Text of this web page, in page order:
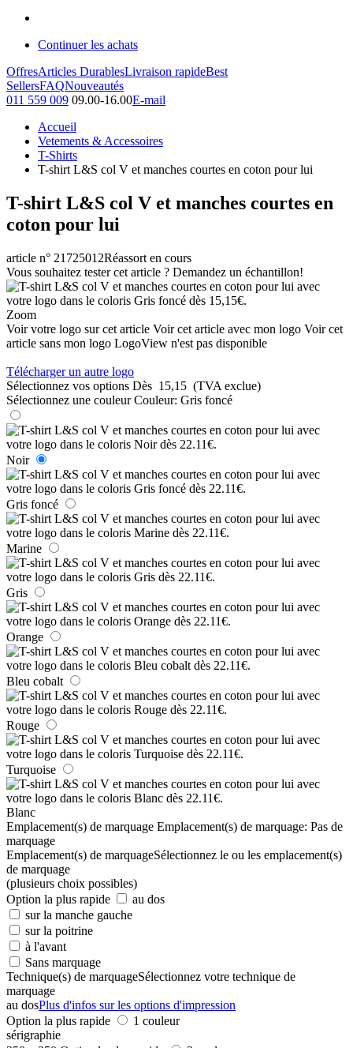
Continuer les achats
OffresArticles DurablesLivraison rapideBest
SellersFAQNouveautés
011 559 009 09.00-16.00E-mail
Accueil
Vetements & Accessoires
T-Shirts
T-shirt L&S col V et manches courtes en coton pour lui
T-shirt L&S col V et manches courtes en
coton pour lui
article n° 21725012Réassort en cours
Vous souhaitez tester cet article ? Demandez un échantillon!
Zoom
Voir votre logo sur cet article Voir cet article avec mon logo Voir cet
article sans mon logo LogoView n'est pas disponible
Télécharger un autre logo
Sélectionnez vos options Dès 15,15 (TVA exclue)
Sélectionnez une couleur Couleur: Gris foncé
Noir
Gris foncé
Marine
Gris
Orange
Bleu cobalt
Rouge
Turquoise
Blanc
Emplacement(s) de marquage Emplacement(s) de marquage: Pas de
marquage
Emplacement(s) de marquageSélectionnez le ou les emplacement(s)
de marquage
(plusieurs choix possibles)
Option la plus rapide
au dos
sur la manche gauche
sur la poitrine
à l'avant
Sans marquage
Technique(s) de marquageSélectionnez votre technique de
marquage
au dosPlus d'infos sur les options d'impression
Option la plus rapide
1 couleur
sérigraphie